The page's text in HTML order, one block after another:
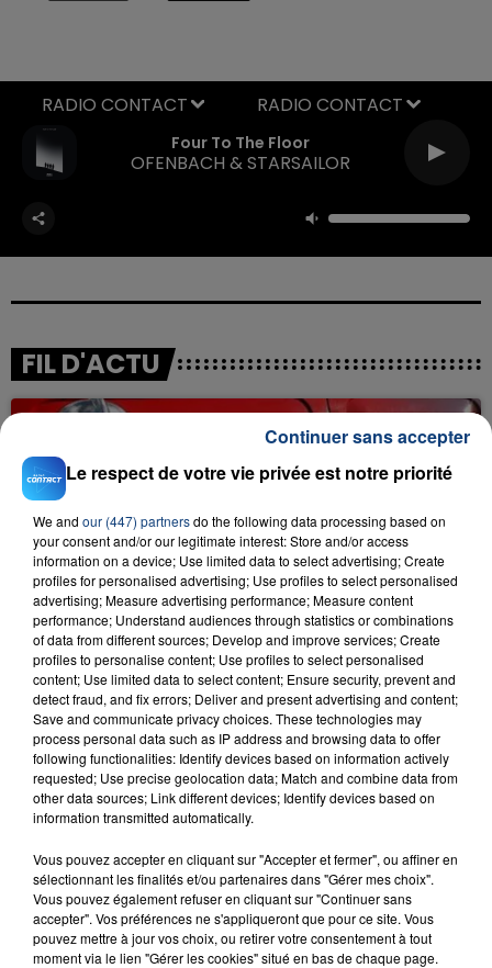
Four To The Floor
OFENBACH & STARSAILOR
RADIO CONTACT
FIL D'ACTU
23 juillet 2026
INCENDIE MORTEL À LENS : UNE FEMME ET
SON BÉBÉ ENTRE LA VIE ET LA...
Un homme s'est immolé par le feu après avoir
aspergé sa compagne et leur bébé de trois mois
d'un liquide inflammable.
20 juillet 2026
UNE ADOLESCENTE DEVANT SE FAIRE
OPÉRER DE LA CHEVILLE RESSORT DE LA...
La famille a porté plainte contre la clinique qui a
reconnu sa responsabilité et présenté ses
Le respect de votre vie privée est notre priorité
We and our (447) partnersdo the following data processing based on
your consent and/or our legitimate interest: Store and/or access
information on a device; Use limited data to select advertising; Create
profiles for personalised advertising; Use profiles to select personalised
advertising; Measure advertising performance; Measure content
performance; Understand audiences through statistics or combinations
of data from different sources; Develop and improve services; Create
profiles to personalise content; Use profiles to select personalised
content; Use limited data to select content; Ensure security, prevent and
detect fraud, and fix errors; Deliver and present advertising and content;
Save and communicate privacy choices. These technologies may
process personal data such as IP address and browsing data to offer
following functionalities: Identify devices based on information actively
requested; Use precise geolocation data; Match and combine data from
other data sources; Link different devices; Identify devices based on
information transmitted automatically.
Vous pouvez accepter en cliquant sur "Accepter et fermer", ou affiner en
sélectionnant les finalités et/ou partenaires dans "Gérer mes choix".
Vous pouvez également refuser en cliquant sur "Continuer sans
accepter". Vos préférences ne s'appliqueront que pour ce site. Vous
pouvez mettre à jour vos choix, ou retirer votre consentement à tout
moment via le lien "Gérer les cookies" situé en bas de chaque page.
Continuer sans accepter